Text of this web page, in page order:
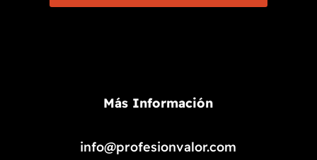
Más Información
info@profesionvalor.com